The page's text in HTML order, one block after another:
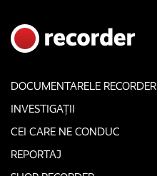
DOCUMENTARELE RECORDER
INVESTIGAȚII
CEI CARE NE CONDUC
REPORTAJ